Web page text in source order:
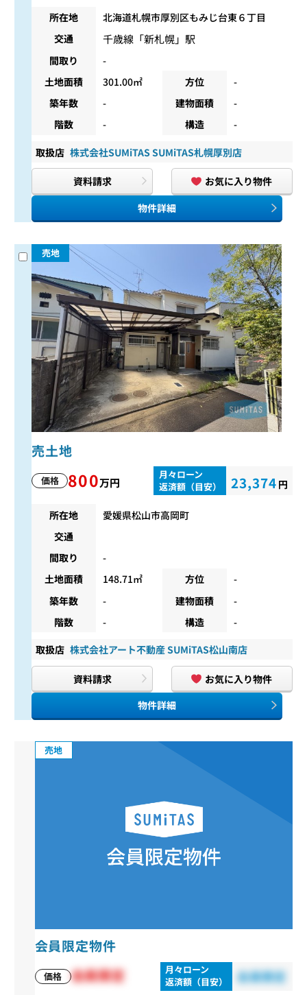
所在地
北海道札幌市厚別区もみじ台東６丁目
交通
千歳線 「新札幌」駅
間取り
-
土地面積
301.00㎡ 方位
-
築年数
- 建物面積
-
階数
- 構造 -
取扱店 株式会社SUMiTAS SUMiTAS札幌厚別店
資料請求
お気に入り物件
物件詳細
売地
売土地
価格 800万円
月々ローン
返済額（目安）
23,374 円
所在地
愛媛県松山市高岡町
交通
間取り
-
土地面積
148.71㎡ 方位
-
築年数
- 建物面積
-
階数
- 構造 -
取扱店 株式会社アート不動産 SUMiTAS松山南店
資料請求
お気に入り物件
物件詳細
売地
会員限定物件
価格 会員限定
月々ローン
返済額（目安）
会員限定